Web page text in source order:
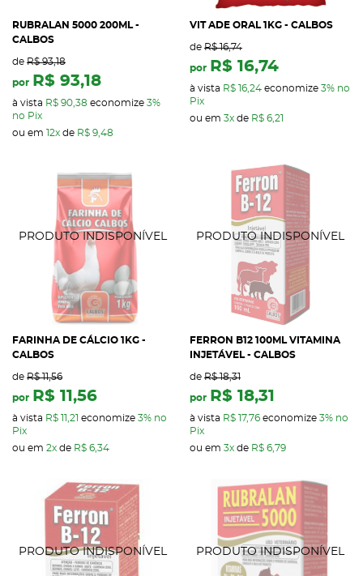
RUBRALAN 5000 200ML -
CALBOS
de R$ 93,18
por R$ 93,18
à vista R$ 90,38 economize 3%
no Pix
ou em 12x de R$ 9,48
VIT ADE ORAL 1KG - CALBOS
de R$ 16,74
por R$ 16,74
à vista R$ 16,24 economize 3% no
Pix
ou em 3x de R$ 6,21
FARINHA DE CÁLCIO 1KG -
CALBOS
de R$ 11,56
por R$ 11,56
à vista R$ 11,21 economize 3% no
Pix
ou em 2x de R$ 6,34
FERRON B12 100ML VITAMINA
INJETÁVEL - CALBOS
de R$ 18,31
por R$ 18,31
à vista R$ 17,76 economize 3% no
Pix
ou em 3x de R$ 6,79